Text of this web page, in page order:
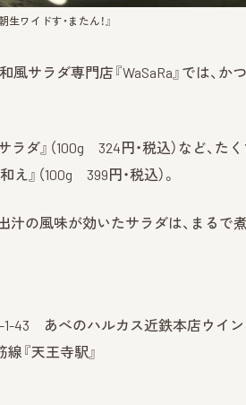
生ワイドす・またん！』
サラダ専門店『WaSaRa』では、
ダ』（100g 324円・税込）など、た
』（100g 399円・税込）。
汁の風味が効いたサラダは、まるで
1-43 あべのハルカス近鉄本店ウイ
線『天王寺駅』